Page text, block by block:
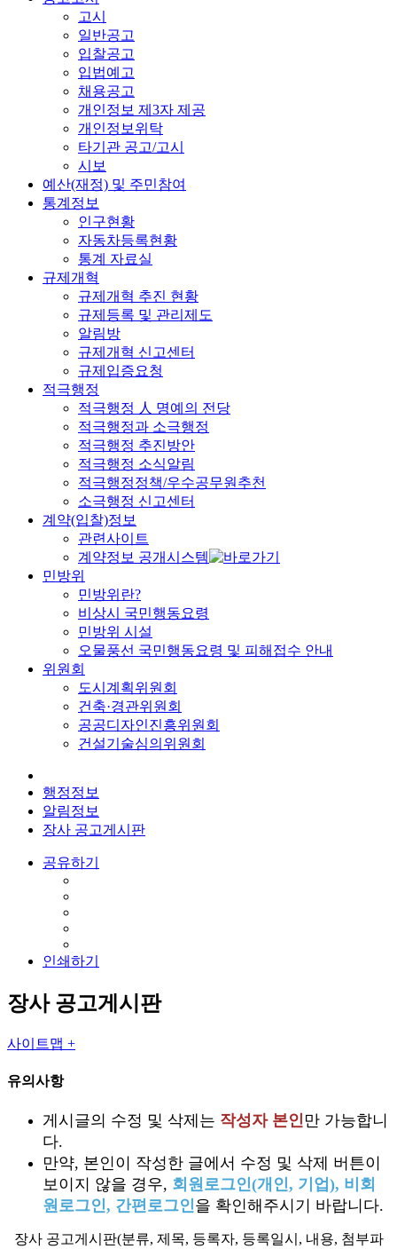
고시
일반공고
입찰공고
입법예고
채용공고
개인정보 제3자 제공
개인정보위탁
타기관 공고/고시
시보
예산(재정) 및 주민참여
통계정보
인구현황
자동차등록현황
통계 자료실
규제개혁
규제개혁 추진 현황
규제등록 및 관리제도
알림방
규제개혁 신고센터
규제입증요청
적극행정
적극행정 人 명예의 전당
적극행정과 소극행정
적극행정 추진방안
적극행정 소식알림
적극행정정책/우수공무원추천
소극행정 신고센터
계약(입찰)정보
관련사이트
계약정보 공개시스템
민방위
민방위란?
비상시 국민행동요령
민방위 시설
오물풍선 국민행동요령 및 피해접수 안내
위원회
도시계획위원회
건축·경관위원회
공공디자인진흥위원회
건설기술심의위원회
행정정보
알림정보
장사 공고게시판
공유하기
인쇄하기
장사 공고게시판
사이트맵 +
유의사항
게시글의 수정 및 삭제는 작성자 본인 만 가능합니
다.
만약, 본인이 작성한 글에서 수정 및 삭제 버튼이
보이지 않을 경우, 회원로그인(개인, 기업), 비회
원로그인, 간편로그인을 확인해주시기 바랍니다.
장사 공고게시판(분류, 제목, 등록자, 등록일시, 내용, 첨부파